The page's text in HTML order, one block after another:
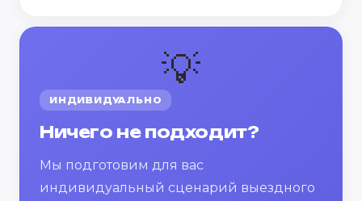
💡
ИНДИВИДУАЛЬНО
Ничего не подходит?
Мы подготовим для вас
индивидуальный сценарий выездного